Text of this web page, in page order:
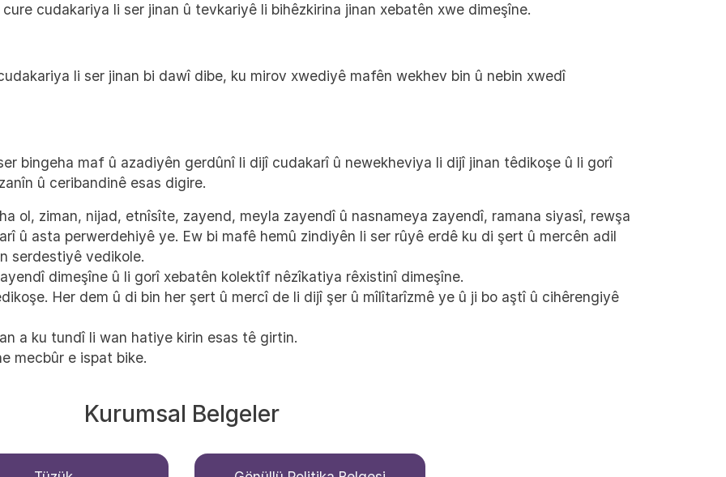
cudakariya li ser jinan û tevkariyê li bihêzkirina jinan xebatên xwe dimeşîne.
li ser jinan bi dawî dibe, ku mirov xwediyê mafên wekhev bin û nebin xwedî
bingeha maf û azadiyên gerdûnî li dijî cudakarî û newekheviya li dijî jinan têdikoşe û li gorî
û ceribandinê esas digire.
ol, ziman, nijad, etnîsîte, zayend, meyla zayendî û nasnameya zayendî, ramana siyasî, rewşa
û asta perwerdehiyê ye. Ew bi mafê hemû zindiyên li ser rûyê erdê ku di şert û mercên adil
serdestiyê vedikole.
dimeşîne û li gorî xebatên kolektîf nêzîkatiya rêxistinî dimeşîne.
Her dem û di bin her şert û mercî de li dijî şer û mîlîtarîzmê ye û ji bo aştî û cihêrengiyê
a ku tundî li wan hatiye kirin esas tê girtin.
mecbûr e ispat bike.
Kurumsal Belgeler